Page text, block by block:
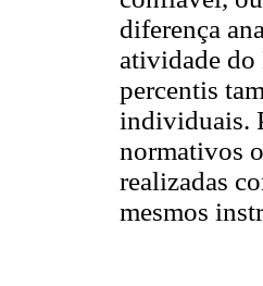
diferença
atividade do
percentis
individuais.
normativos
realizadas
mesmos